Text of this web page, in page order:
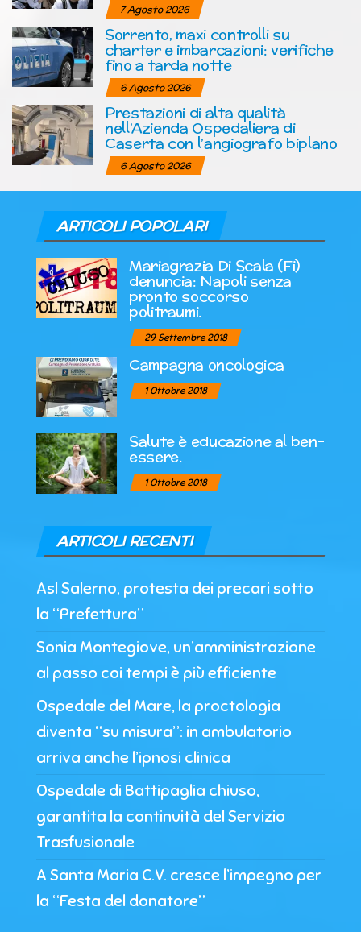
7 Agosto 2026
Sorrento, maxi controlli su
charter e imbarcazioni: verifiche
fino a tarda notte
6 Agosto 2026
Prestazioni di alta qualità
nell’Azienda Ospedaliera di
Caserta con l’angiografo biplano
6 Agosto 2026
ARTICOLI POPOLARI
Mariagrazia Di Scala (Fi)
denuncia: Napoli senza
pronto soccorso
politraumi.
29 Settembre 2018
Campagna oncologica
1 Ottobre 2018
Salute è educazione al ben-
essere.
1 Ottobre 2018
ARTICOLI RECENTI
Asl Salerno, protesta dei precari sotto
la “Prefettura”
Sonia Montegiove, un’amministrazione
al passo coi tempi è più efficiente
Ospedale del Mare, la proctologia
diventa “su misura”: in ambulatorio
arriva anche l’ipnosi clinica
Ospedale di Battipaglia chiuso,
garantita la continuità del Servizio
Trasfusionale
A Santa Maria C.V. cresce l’impegno per
la “Festa del donatore”